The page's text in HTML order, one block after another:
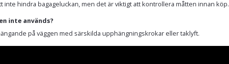
hindra bagageluckan, men det är viktigt att kontrollera måtten innan köp.
inte används?
på väggen med särskilda upphängningskrokar eller taklyft.